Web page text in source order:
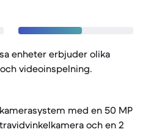
enheter erbjuder olika
videoinspelning.
med en 50 MP
och en 2